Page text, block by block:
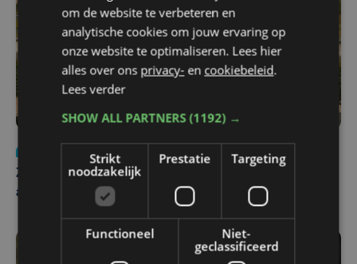
Update
za 1 augustus | 17:21
Zwaar ongeval op E403 in Izegem: drie rijstroken
afgesloten
om de website te verbeteren en
analytische cookies om jouw ervaring op
onze website te optimaliseren. Lees hier
alles over ons privacy- en cookiebeleid.
Lees verder
SHOW ALL PARTNERS(1192) →
Strikt
noodzakelijk
Prestatie Targeting
Functioneel
Niet-
geclassificeerd